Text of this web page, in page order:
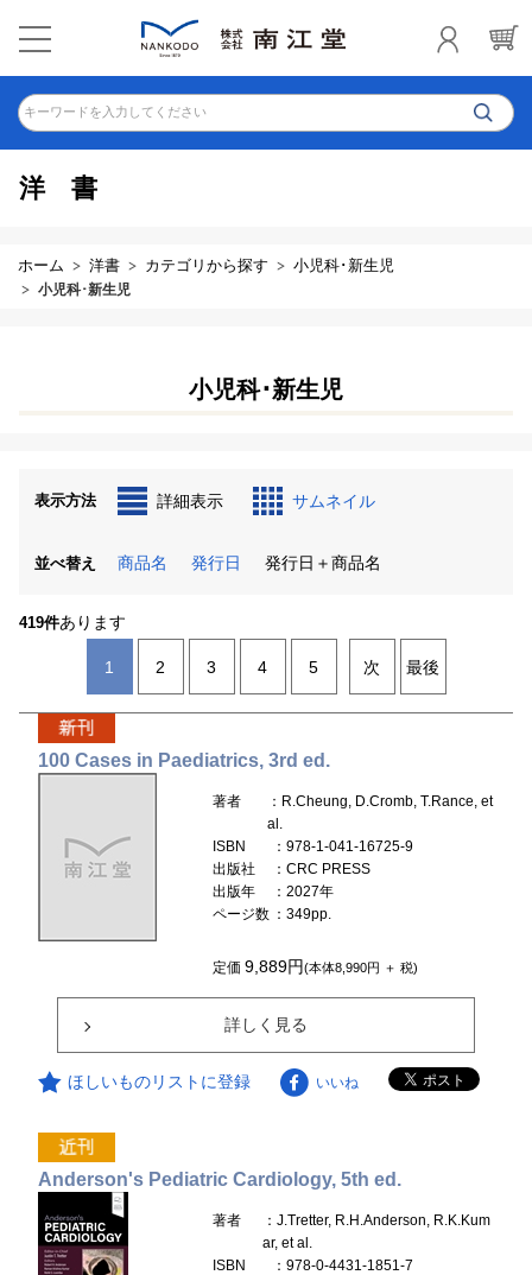
キーワードを入力してください
洋書
ホーム 洋書 カテゴリから探す 小児科･新生児
小児科･新生児
小児科･新生児
表示方法 詳細表示 サムネイル
並べ替え 商品名 発行日 発行日＋商品名
419件あります
1 2 3 4 5 次 最後
100 Cases in Paediatrics, 3rd ed.
著者
：R.Cheung, D.Cromb, T.Rance, et
al.
ISBN
：978-1-041-16725-9
出版社
：CRC PRESS
出版年
：2027年
ページ数 ：349pp.
定価9,889円(本体8,990円 ＋ 税)
詳しく見る
ほしいものリストに登録 いいね
Anderson's Pediatric Cardiology, 5th ed.
著者
：J.Tretter, R.H.Anderson, R.K.Kum
ar, et al.
ISBN
：978-0-4431-1851-7